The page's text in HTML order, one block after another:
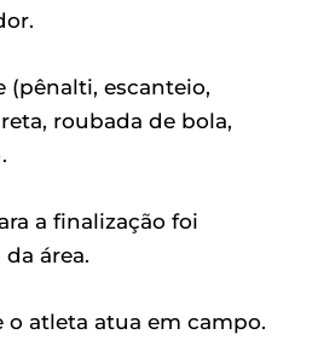
(pênalti, escanteio,
roubada de bola,
a finalização foi
área.
o atleta atua em campo.